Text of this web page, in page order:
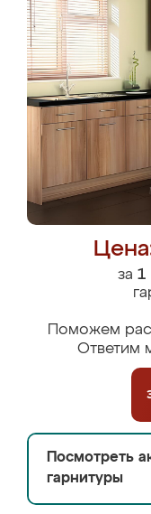
за 1
Поможем
Ответим
Посмотреть
гарнитуры